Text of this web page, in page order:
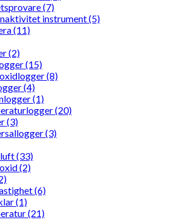
(7)
instrument (5)
(11)
(2)
(15)
(8)
(4)
(1)
(20)
(3)
(3)
(33)
(2)
(6)
(1)
(21)